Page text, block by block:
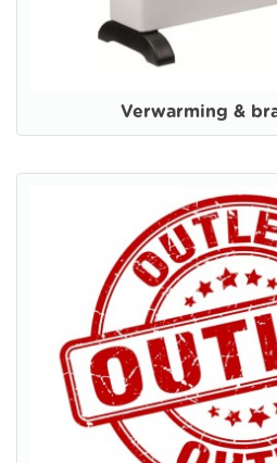
Verwarming &